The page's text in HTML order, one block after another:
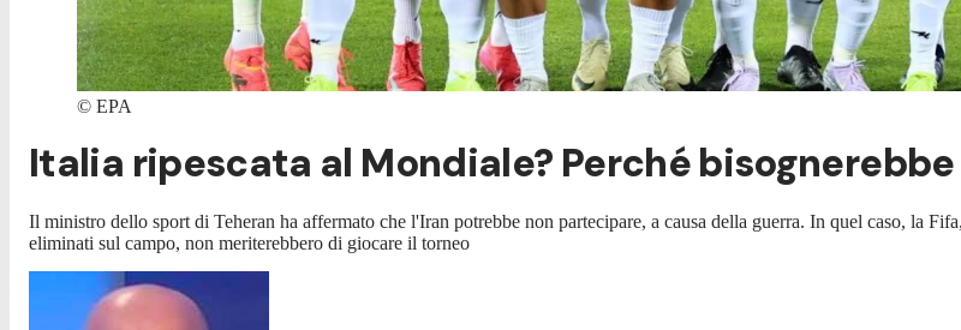
© EPA
Italia ripescata al Mondiale? Perché bisognerebbe
Il ministro dello sport di Teheran ha affermato che l'Iran potrebbe non partecipare, a causa della guerra. In quel caso, la
eliminati sul campo, non meriterebbero di giocare il torneo